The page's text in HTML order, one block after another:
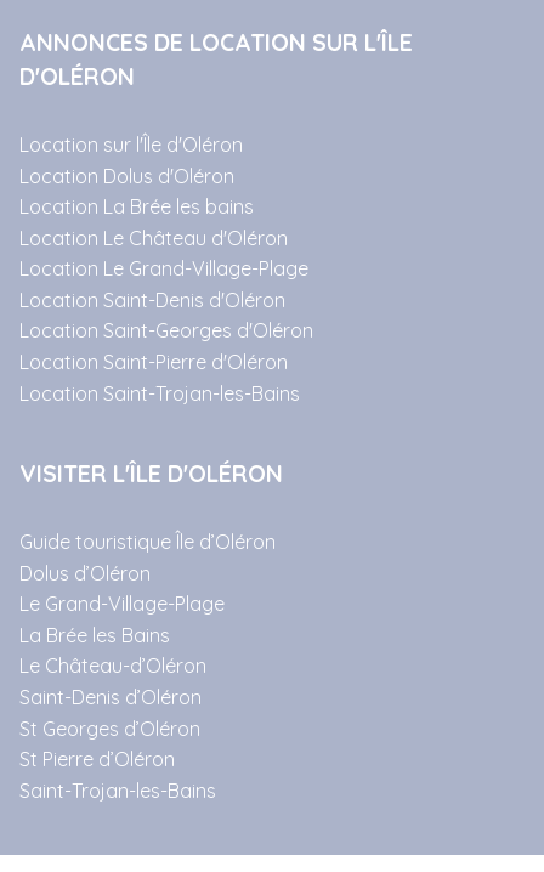
ANNONCES DE LOCATION SUR L'ÎLE
D'OLÉRON
Location sur l'Île d'Oléron
Location Dolus d'Oléron
Location La Brée les bains
Location Le Château d'Oléron
Location Le Grand-Village-Plage
Location Saint-Denis d'Oléron
Location Saint-Georges d'Oléron
Location Saint-Pierre d'Oléron
Location Saint-Trojan-les-Bains
VISITER L'ÎLE D'OLÉRON
Guide touristique Île d’Oléron
Dolus d’Oléron
Le Grand-Village-Plage
La Brée les Bains
Le Château-d’Oléron
Saint-Denis d’Oléron
St Georges d’Oléron
St Pierre d’Oléron
Saint-Trojan-les-Bains